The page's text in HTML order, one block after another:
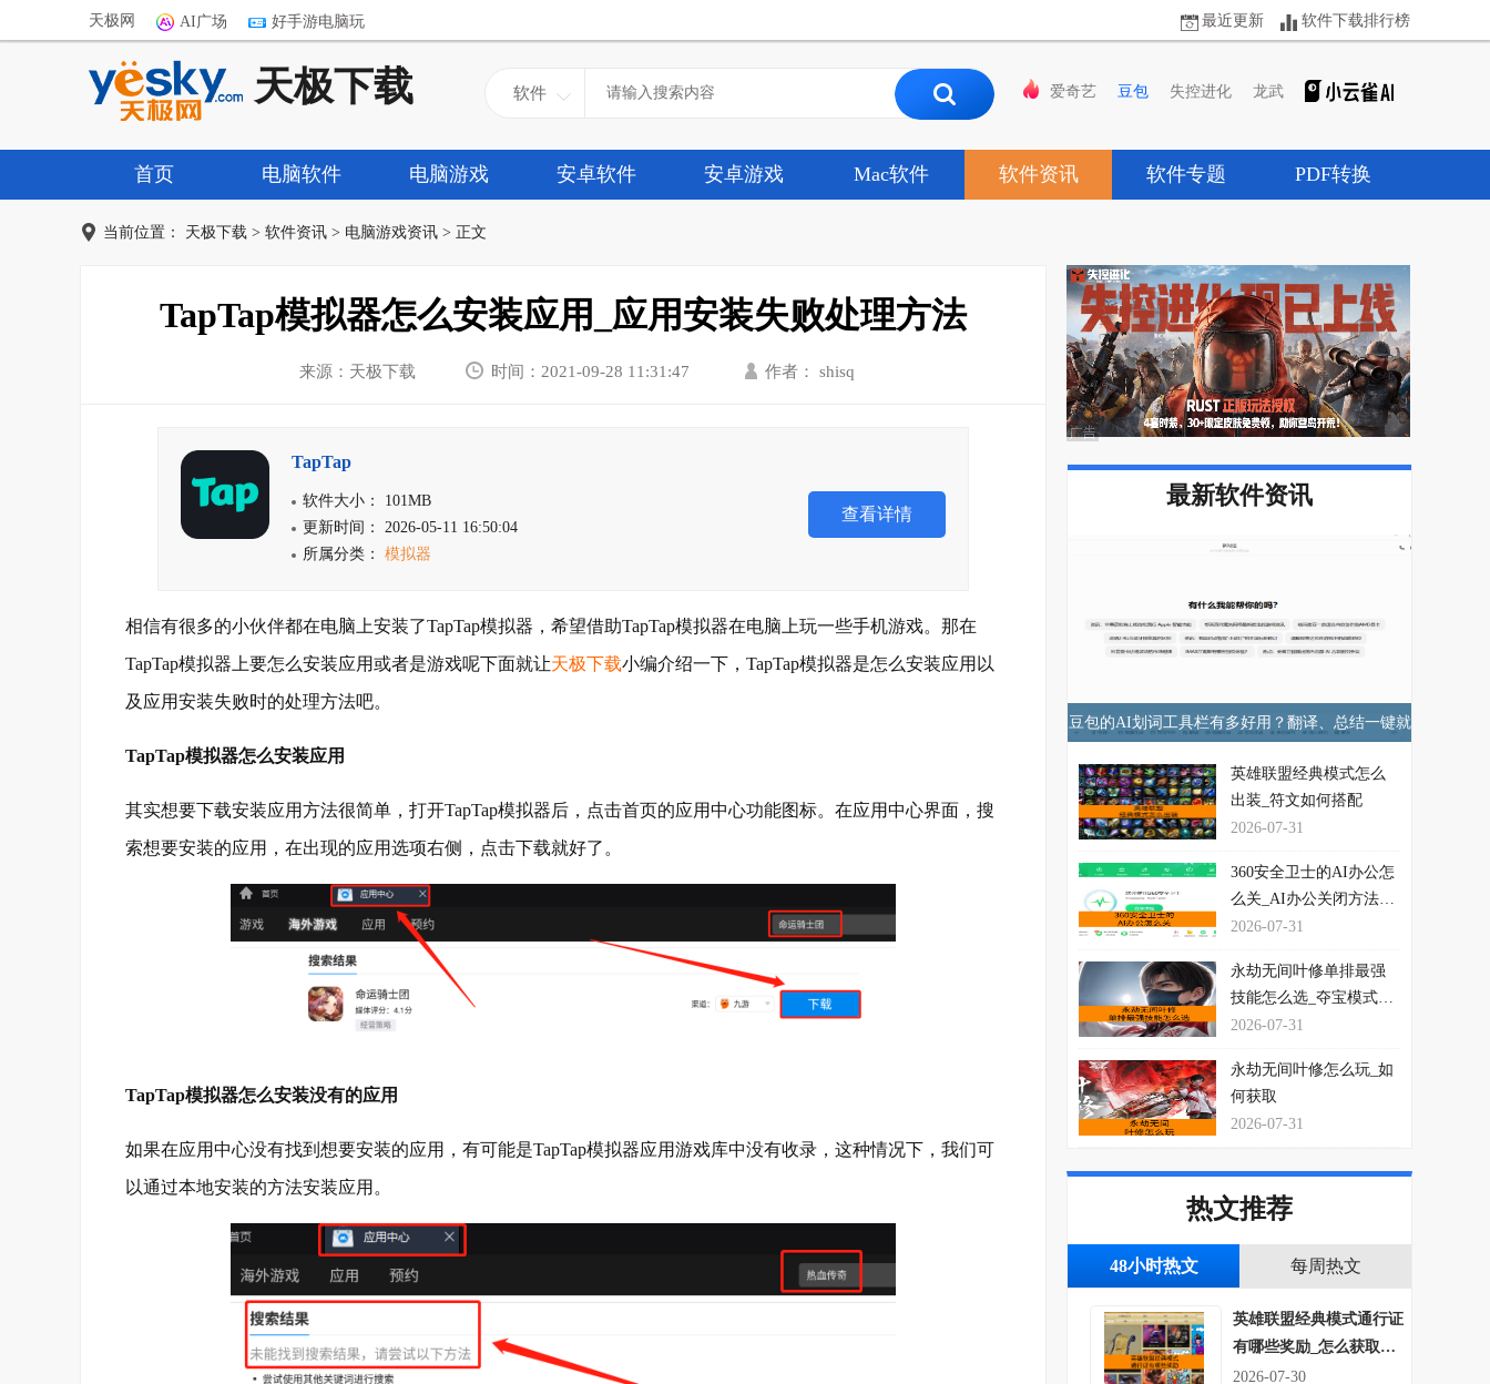
天极网 AI广场 好手游电脑玩 最近更新 软件下载排行榜
天极下载 软件 爱奇艺 豆包 失控进化 龙武
首页 电脑软件 电脑游戏 安卓软件 安卓游戏 Mac软件 软件资讯 软件专题 PDF转换
当前位置： 天极下载 > 软件资讯 > 电脑游戏资讯 > 正文
TapTap模拟器怎么安装应用_应用安装失败处理方法
来源：天极下载 时间：2021-09-28 11:31:47 作者： shisq
TapTap
软件大小： 101MB
更新时间： 2026-05-11 16:50:04
所属分类： 模拟器
查看详情
相信有很多的小伙伴都在电脑上安装了TapTap模拟器，希望借助TapTap模拟器在电脑上玩一些手机游戏。那在
TapTap模拟器上要怎么安装应用或者是游戏呢下面就让天极下载小编介绍一下，TapTap模拟器是怎么安装应用以
及应用安装失败时的处理方法吧。
TapTap模拟器怎么安装应用
其实想要下载安装应用方法很简单，打开TapTap模拟器后，点击首页的应用中心功能图标。在应用中心界面，搜
索想要安装的应用，在出现的应用选项右侧，点击下载就好了。
TapTap模拟器怎么安装没有的应用
如果在应用中心没有找到想要安装的应用，有可能是TapTap模拟器应用游戏库中没有收录，这种情况下，我们可
以通过本地安装的方法安装应用。
最新软件资讯
豆包的AI划词工具栏有多好用？翻译、总结一键就
行！
英雄联盟经典模式怎么
出装_符文如何搭配
2026-07-31
360安全卫士的AI办公怎
么关_AI办公关闭方法介
绍
2026-07-31
永劫无间叶修单排最强
技能怎么选_夺宝模式玩
法思路介绍
2026-07-31
永劫无间叶修怎么玩_如
何获取
2026-07-31
热文推荐
48小时热文 每周热文
英雄联盟经典模式通行证
有哪些奖励_怎么获取符
文吗
2026-07-30